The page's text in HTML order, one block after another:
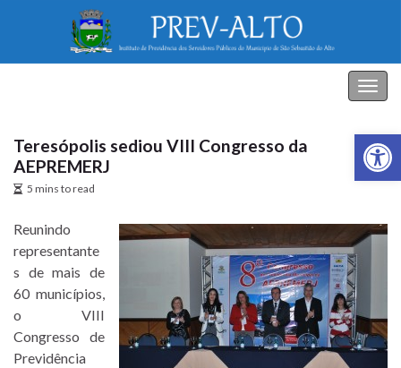
Abrir
Teresópolis sediou VIII Congresso da
AEPREMERJ
5 mins to read
Reunindo
representante
s de mais de
60 municípios,
o VIII
Congresso de
Previdência